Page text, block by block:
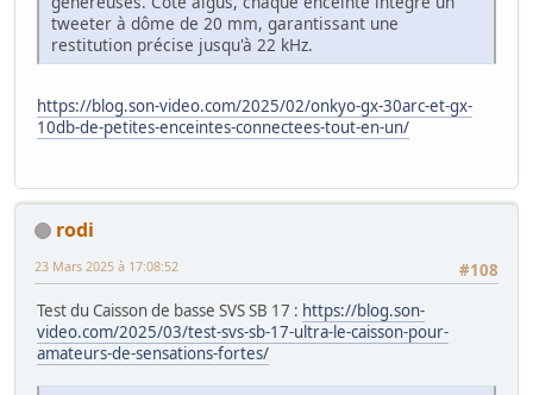
tweeter à dôme de 20 mm, garantissant une
restitution précise jusqu'à 22 kHz.
https://blog.son-video.com/2025/02/onkyo-gx-30arc-et-gx-
10db-de-petites-enceintes-connectees-tout-en-un/
rodi
#108
23 Mars 2025 à 17:08:52
Test du Caisson de basse SVS SB 17 : https://blog.son-
video.com/2025/03/test-svs-sb-17-ultra-le-caisson-pour-
amateurs-de-sensations-fortes/